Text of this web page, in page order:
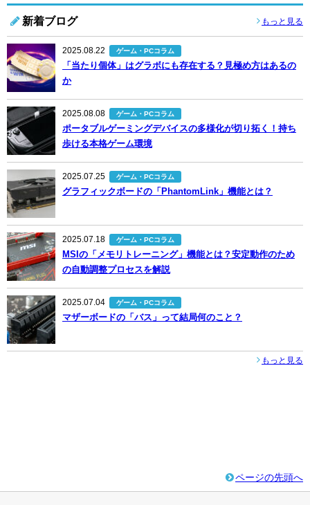
新着ブログ もっと見る
2025.08.22 ゲーム・PCコラム
「当たり個体」はグラボにも存在する？見極め方はあるの
か
2025.08.08 ゲーム・PCコラム
ポータブルゲーミングデバイスの多様化が切り拓く！持ち
歩ける本格ゲーム環境
2025.07.25 ゲーム・PCコラム
グラフィックボードの「PhantomLink」機能とは？
2025.07.18 ゲーム・PCコラム
MSIの「メモリトレーニング」機能とは？安定動作のため
の自動調整プロセスを解説
2025.07.04 ゲーム・PCコラム
マザーボードの「バス」って結局何のこと？
もっと見る
ページの先頭へ